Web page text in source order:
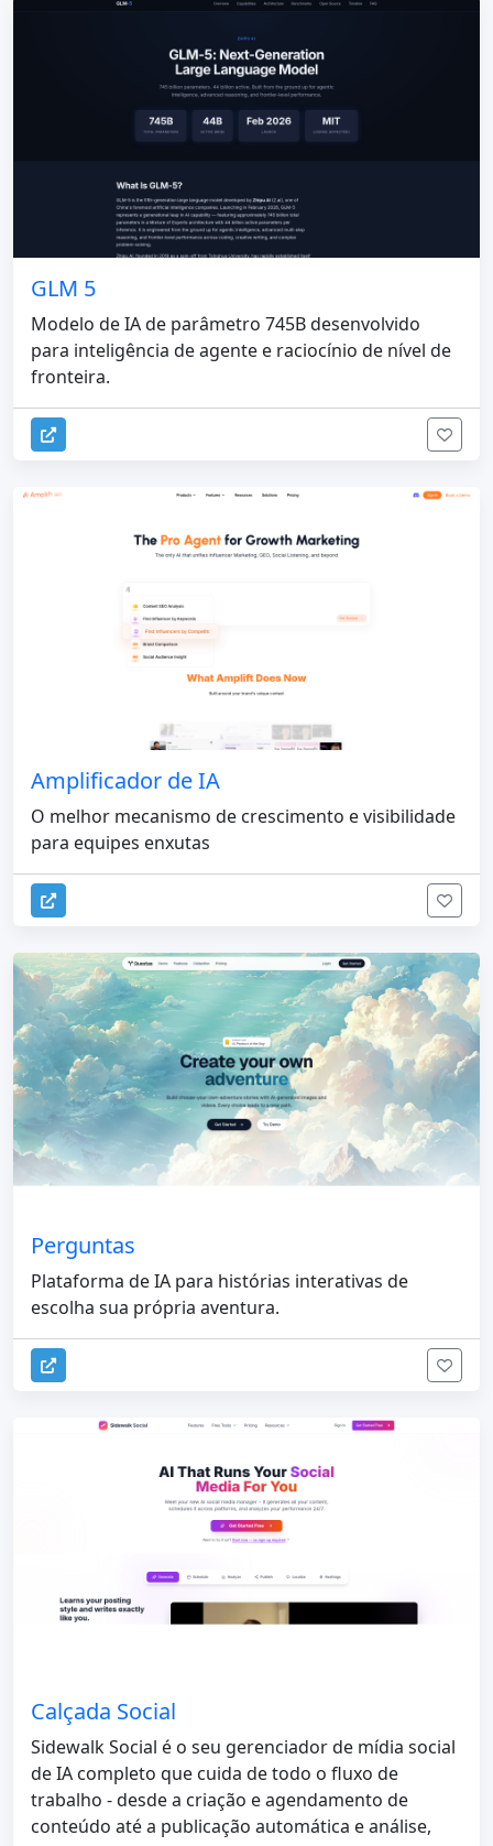
GLM 5
Modelo de IA de parâmetro 745B desenvolvido
para inteligência de agente e raciocínio de nível de
fronteira.
Amplificador de IA
O melhor mecanismo de crescimento e visibilidade
para equipes enxutas
Perguntas
Plataforma de IA para histórias interativas de
escolha sua própria aventura.
Calçada Social
Sidewalk Social é o seu gerenciador de mídia social
de IA completo que cuida de todo o fluxo de
trabalho - desde a criação e agendamento de
conteúdo até a publicação automática e análise,